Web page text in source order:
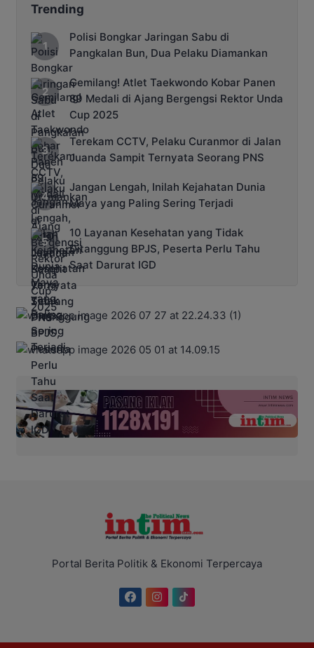
Trending
Polisi Bongkar Jaringan Sabu di
Pangkalan Bun, Dua Pelaku Diamankan
Gemilang! Atlet Taekwondo Kobar Panen
89 Medali di Ajang Bergengsi Rektor Unda
Cup 2025
Terekam CCTV, Pelaku Curanmor di Jalan
Juanda Sampit Ternyata Seorang PNS
Jangan Lengah, Inilah Kejahatan Dunia
Maya yang Paling Sering Terjadi
10 Layanan Kesehatan yang Tidak
Ditanggung BPJS, Peserta Perlu Tahu
Saat Darurat IGD
Portal Berita Politik & Ekonomi Terpercaya